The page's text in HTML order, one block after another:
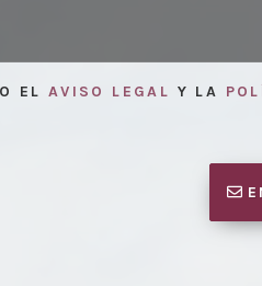
EL AVISO LEGAL Y LA